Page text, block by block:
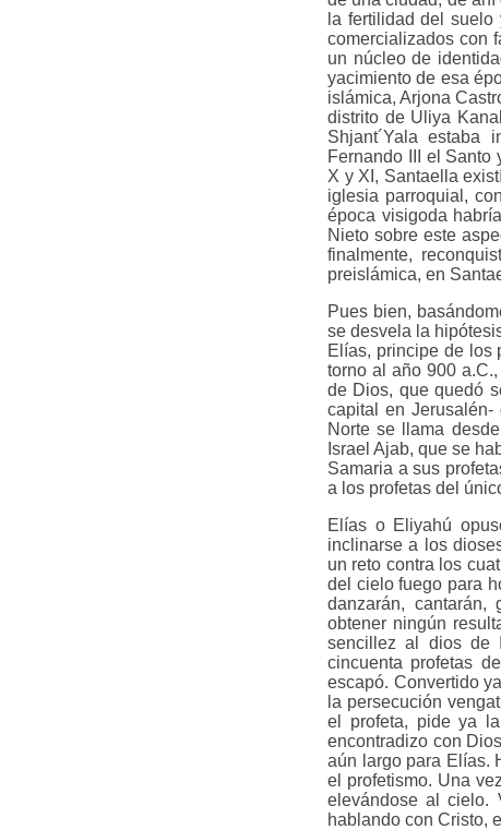
la fertilidad del
comercializados con
un núcleo de
yacimiento de esa
islámica, Arjona
distrito de Uliya
Shjant´Yala estaba
Fernando III el
X y XI, Santaella
iglesia parroquial,
época visigoda
Nieto sobre este
finalmente,
preislámica, en
Pues bien,
se desvela la
Elías, principe de los
torno al año 900
de Dios, que quedó
capital en
Norte se llama
Israel Ajab, que se
Samaria a sus
a los profetas del
Elías o Eliyahú
inclinarse a los
un reto contra los
del cielo fuego para
danzarán, cantarán,
obtener ningún
sencillez al dios de
cincuenta profetas
escapó. Convertido
la persecución
el profeta, pide ya
encontradizo con
aún largo para Elías.
el profetismo. Una
elevándose al cielo.
hablando con Cristo,